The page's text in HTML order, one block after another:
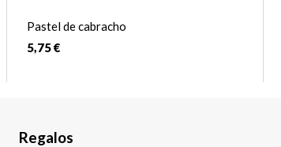
Pastel de cabracho
5,75 €
Regalos